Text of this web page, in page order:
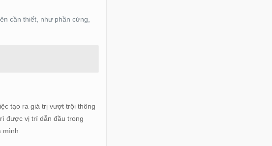
cần thiết, như phần cứng,
tạo ra giá trị vượt trội thông
được vị trí dẫn đầu trong